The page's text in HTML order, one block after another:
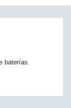
baterías.